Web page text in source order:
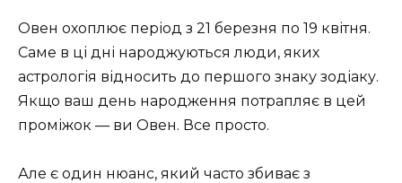
Овен охоплює період з 21 березня по 19 квітня.
Саме в ці дні народжуються люди, яких
астрологія відносить до першого знаку зодіаку.
Якщо ваш день народження потрапляє в цей
проміжок — ви Овен. Все просто.
Але є один нюанс, який часто збиває з